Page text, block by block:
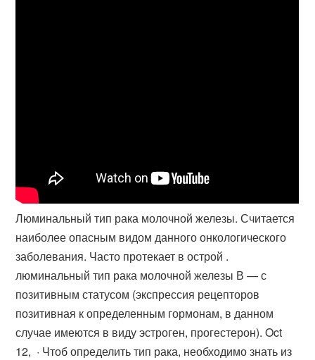
Люминальный тип рака молочной железы. Считается
наиболее опасным видом данного онкологического
заболевания. Часто протекает в острой .
люминальный тип рака молочной железы В — с
позитивным статусом (экспрессия рецепторов
позитивная к определенным гормонам, в данном
случае имеются в виду эстроген, прогестерон). Oct
12, · Чтоб определить тип рака, необходимо знать из